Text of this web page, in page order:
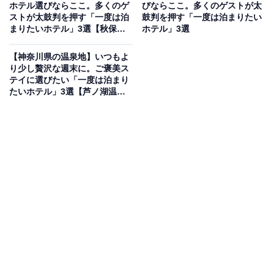
旅荘 海の蝶は、伊勢志摩の海を一望する高台に位置する
絶景の宿です。全ての客室がオーシャンビューで、美し
した大浴場「麦飯石の湯」や露天風呂で心ゆくまで癒や
された後は、伊勢海老や鮑など地元・伊勢志摩の豪華食
材を盛り込んだ会席料理を堪能できます。
ホテル選びならここ。多くのゲ
ストが太鼓判を押す「一度は泊
まりたいホテル」3選【秋保温
びならここ。多くのゲストが太
鼓判を押す「一度は泊まりたい
ホテル」3選
【神奈川県の温泉地】いつもよ
り少し贅沢な週末に。ご褒美ス
テイに選びたい「一度は泊まり
たいホテル」3選【芦ノ湖温